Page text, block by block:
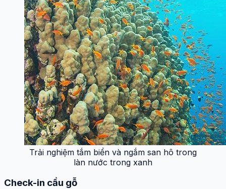
Trải nghiệm tắm biển và ngắm san hô trong
làn nước trong xanh
Check-in cầu gỗ